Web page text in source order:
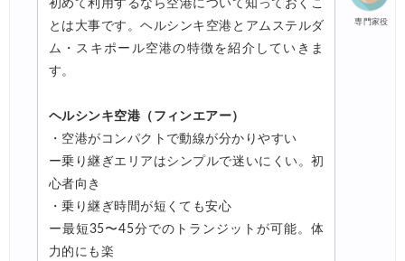
専門家役
初めて利用するなら空港について知っておくこ
とは大事です。ヘルシンキ空港とアムステルダ
ム・スキポール空港の特徴を紹介していきま
す。
ヘルシンキ空港（フィンエアー）
・空港がコンパクトで動線が分かりやすい
ー乗り継ぎエリアはシンプルで迷いにくい。初
心者向き
・乗り継ぎ時間が短くても安心
ー最短35〜45分でのトランジットが可能。体
力的にも楽